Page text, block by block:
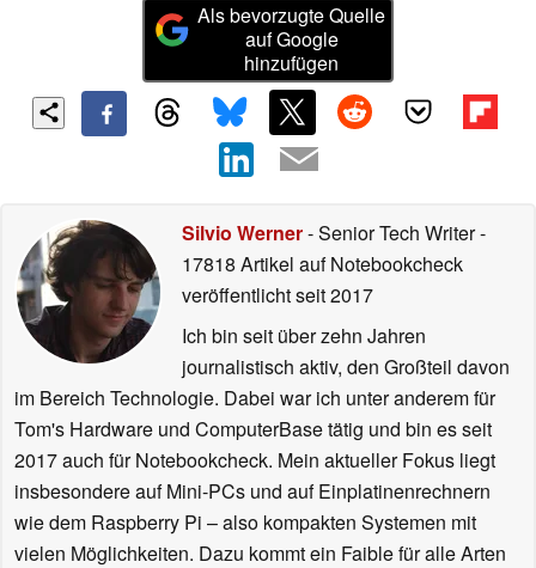
Als bevorzugte Quelle
auf Google
hinzufügen
Silvio Werner- Senior Tech Writer-
17818 Artikel auf Notebookcheck
veröffentlichtseit 2017
Ich bin seit über zehn Jahren
journalistisch aktiv, den Großteil davon
im Bereich Technologie. Dabei war ich unter anderem für
Tom's Hardware und ComputerBase tätig und bin es seit
2017 auch für Notebookcheck. Mein aktueller Fokus liegt
insbesondere auf Mini-PCs und auf Einplatinenrechnern
wie dem Raspberry Pi – also kompakten Systemen mit
vielen Möglichkeiten. Dazu kommt ein Faible für alle Arten